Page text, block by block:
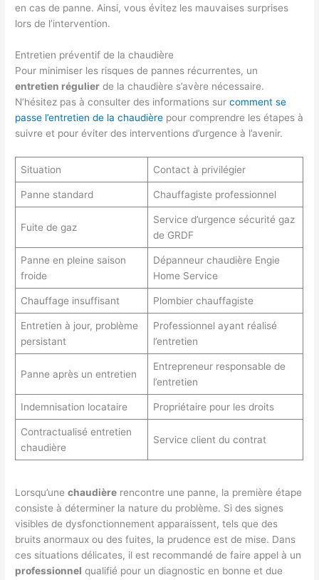
en cas de panne. Ainsi, vous évitez les mauvaises surprises
lors de l’intervention.
Entretien préventif de la chaudière
Pour minimiser les risques de pannes récurrentes, un
entretien régulier de la chaudière s’avère nécessaire.
N’hésitez pas à consulter des informations surcomment se
passe l’entretien de la chaudière pour comprendre les étapes à
suivre et pour éviter des interventions d’urgence à l’avenir.
Situation Contact à privilégier
Panne standard Chauffagiste professionnel
Fuite de gaz
Service d’urgence sécurité gaz
de GRDF
Panne en pleine saison
froide
Dépanneur chaudière Engie
Home Service
Chauffage insuffisant Plombier chauffagiste
Entretien à jour, problème
persistant
Professionnel ayant réalisé
l’entretien
Panne après un entretien
Entrepreneur responsable de
l’entretien
Indemnisation locataire Propriétaire pour les droits
Contractualisé entretien
chaudière
Service client du contrat
Lorsqu’unechaudière rencontre une panne, la première étape
consiste à déterminer la nature du problème. Si des signes
visibles de dysfonctionnement apparaissent, tels que des
bruits anormaux ou des fuites, la prudence est de mise. Dans
ces situations délicates, il est recommandé de faire appel à un
professionnel qualifié pour un diagnostic en bonne et due